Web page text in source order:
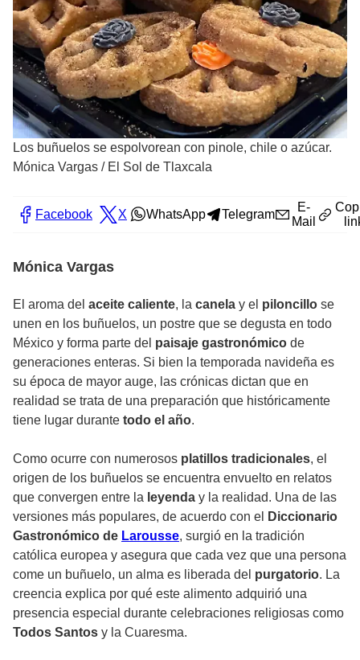
Los buñuelos se espolvorean con pinole, chile o azúcar.
Mónica Vargas / El Sol de Tlaxcala
Facebook X WhatsApp Telegram
E-
Mail
Mónica Vargas
El aroma del aceite caliente, la canela y el piloncillo se
unen en los buñuelos, un postre que se degusta en todo
México y forma parte del paisaje gastronómico de
generaciones enteras. Si bien la temporada navideña es
su época de mayor auge, las crónicas dictan que en
realidad se trata de una preparación que históricamente
tiene lugar durante todo el año.
Como ocurre con numerosos platillos tradicionales, el
origen de los buñuelos se encuentra envuelto en relatos
que convergen entre la leyenda y la realidad. Una de las
versiones más populares, de acuerdo con el
Diccionario
Gastronómico de Larousse, surgió en la tradición
católica europea y asegura que cada vez que una persona
come un buñuelo, un alma es liberada del purgatorio. La
creencia explica por qué este alimento adquirió una
presencia especial durante celebraciones religiosas como
Todos Santos y la Cuaresma.